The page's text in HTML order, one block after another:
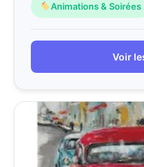
Animations & Soirées
Voir